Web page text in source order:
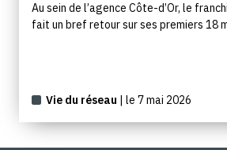
Au sein de l’agence Côte-d’Or, le
fait un bref retour sur ses premiers 18
Vie du réseau | le 7 mai 2026